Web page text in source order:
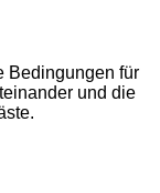
Bedingungen für
und die